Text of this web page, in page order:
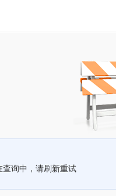
查询中，请刷新重试